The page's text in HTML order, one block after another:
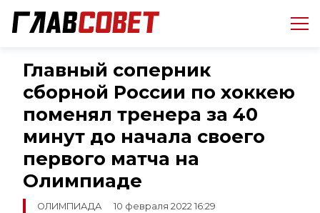
Главный соперник
сборной России по хоккею
поменял тренера за 40
минут до начала своего
первого матча на
Олимпиаде
ОЛИМПИАДА 10 февраля 2022 16:29